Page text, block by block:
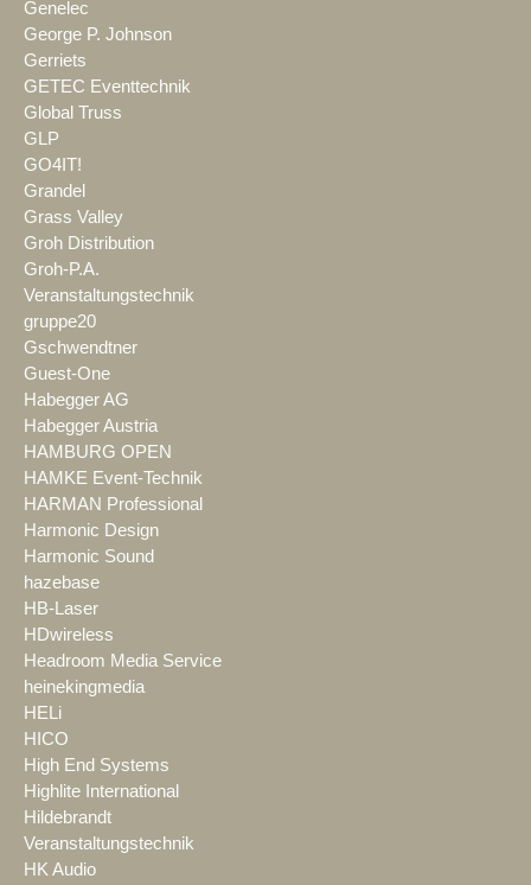
Genelec
George P. Johnson
Gerriets
GETEC Eventtechnik
Global Truss
GLP
GO4IT!
Grandel
Grass Valley
Groh Distribution
Groh-P.A.
Veranstaltungstechnik
gruppe20
Gschwendtner
Guest-One
Habegger AG
Habegger Austria
HAMBURG OPEN
HAMKE Event-Technik
HARMAN Professional
Harmonic Design
Harmonic Sound
hazebase
HB-Laser
HDwireless
Headroom Media Service
heinekingmedia
HELi
HICO
High End Systems
Highlite International
Hildebrandt
Veranstaltungstechnik
HK Audio